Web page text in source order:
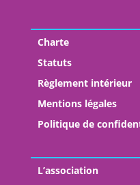
Charte
Statuts
Règlement intérieur
Mentions légales
Politique de
L’association